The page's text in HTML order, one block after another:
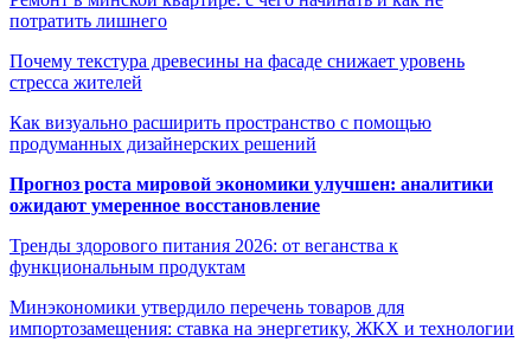
потратить лишнего
Почему текстура древесины на фасаде снижает уровень
стресса жителей
Как визуально расширить пространство с помощью
продуманных дизайнерских решений
Прогноз роста мировой экономики улучшен: аналитики
ожидают умеренное восстановление
Тренды здорового питания 2026: от веганства к
функциональным продуктам
Минэкономики утвердило перечень товаров для
импортозамещения: ставка на энергетику, ЖКХ и технологии